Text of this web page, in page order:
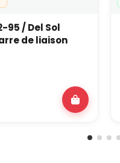
95 / Del Sol
de liaison